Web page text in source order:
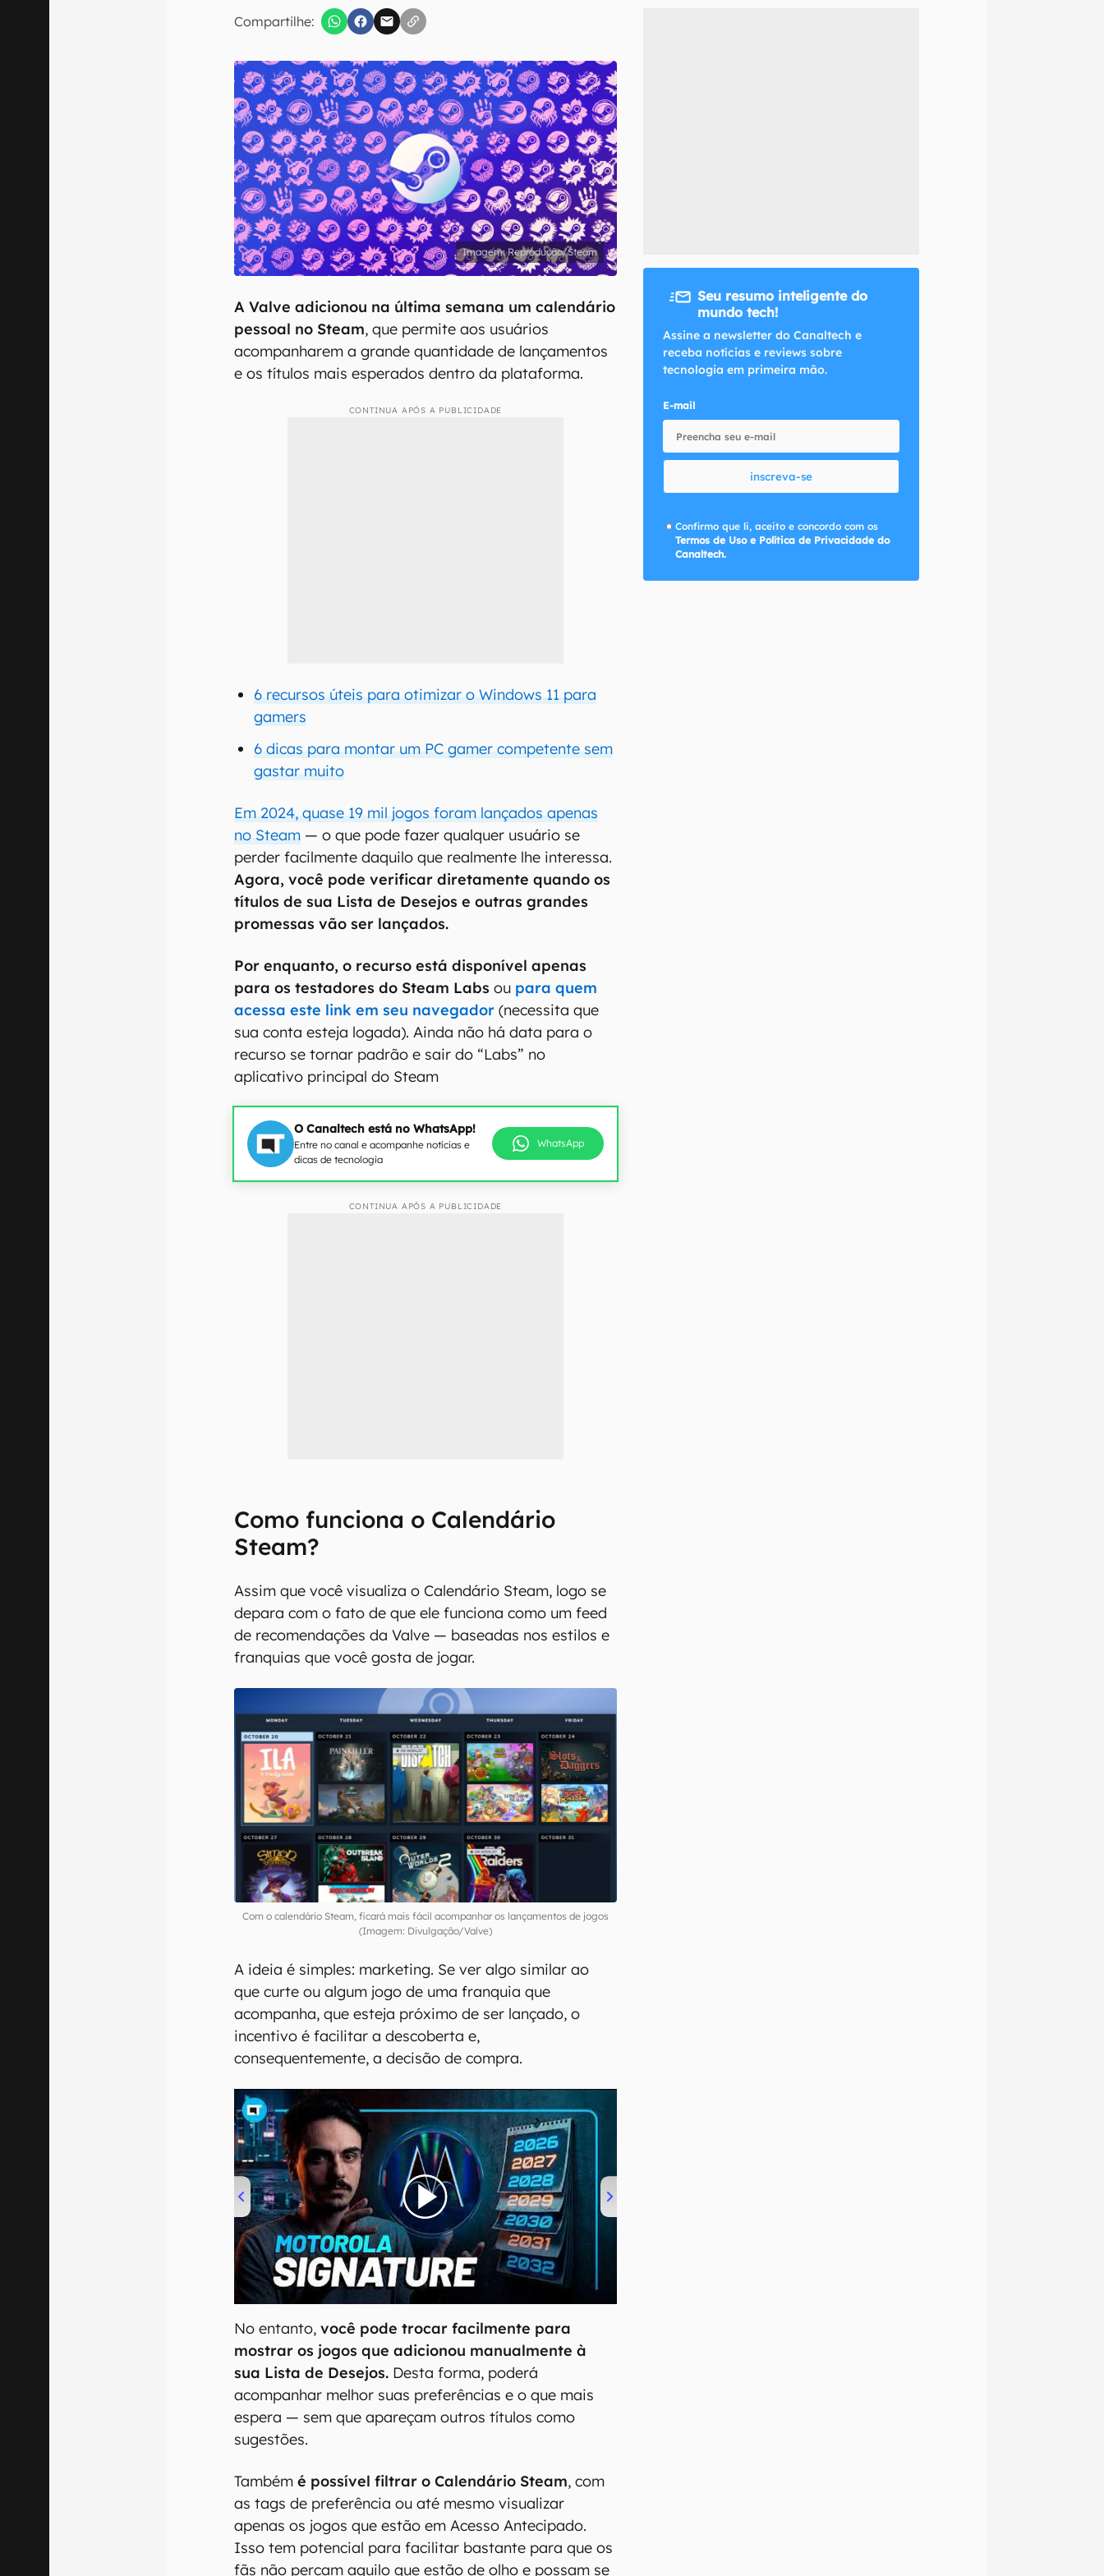
Compartilhe:
inscreva-se
Confirmo que li, aceito e concordo com os Termos de Uso e Política de Privacidade do Canaltech.
Reprodução/Steam
A Valve adicionou na última semana um calendário
pessoal no Steam, que permite aos usuários
acompanharem a grande quantidade de lançamentos
e os títulos mais esperados dentro da plataforma.
CONTINUA APÓS A PUBLICIDADE
6 recursos úteis para otimizar o Windows 11 para
gamers
6 dicas para montar um PC gamer competente sem
gastar muito
Em 2024, quase 19 mil jogos foram lançados apenas
no Steam — o que pode fazer qualquer usuário se
perder facilmente daquilo que realmente lhe interessa.
Agora, você pode verificar diretamente quando os
títulos de sua Lista de Desejos e outras grandes
promessas vão ser lançados.
Por enquanto, o recurso está disponível apenas
para os testadores do Steam Labs ou para quem
acessa este link em seu navegador (necessita que
sua conta esteja logada). Ainda não há data para o
recurso se tornar padrão e sair do “Labs” no
aplicativo principal do Steam
O Canaltech está no WhatsApp!
Entre no canal e acompanhe notícias e
dicas de tecnologia
WhatsApp
CONTINUA APÓS A PUBLICIDADE
Como funciona o Calendário
Steam?
Assim que você visualiza o Calendário Steam, logo se
depara com o fato de que ele funciona como um feed
de recomendações da Valve — baseadas nos estilos e
franquias que você gosta de jogar.
Com o calendário Steam, ficará mais fácil acompanhar os lançamentos de jogos
(Imagem: Divulgação/Valve)
A ideia é simples: marketing. Se ver algo similar ao
que curte ou algum jogo de uma franquia que
acompanha, que esteja próximo de ser lançado, o
incentivo é facilitar a descoberta e,
consequentemente, a decisão de compra.
00:00 20:46
No entanto,você pode trocar facilmente para
mostrar os jogos que adicionou manualmente à
sua Lista de Desejos. Desta forma, poderá
acompanhar melhor suas preferências e o que mais
espera — sem que apareçam outros títulos como
sugestões.
Tambémé possível filtrar o Calendário Steam, com
as tags de preferência ou até mesmo visualizar
apenas os jogos que estão em Acesso Antecipado.
Isso tem potencial para facilitar bastante para que os
fãs não percam aquilo que estão de olho e possam se
Seu resumo inteligente do
mundo tech!
Assine a newsletter do Canaltech e
receba notícias e reviews sobre
tecnologia em primeira mão.
E-mail
inscreva-se
Confirmo que li, aceito e concordo com os
Termos de Uso e Política de Privacidade do
Canaltech.